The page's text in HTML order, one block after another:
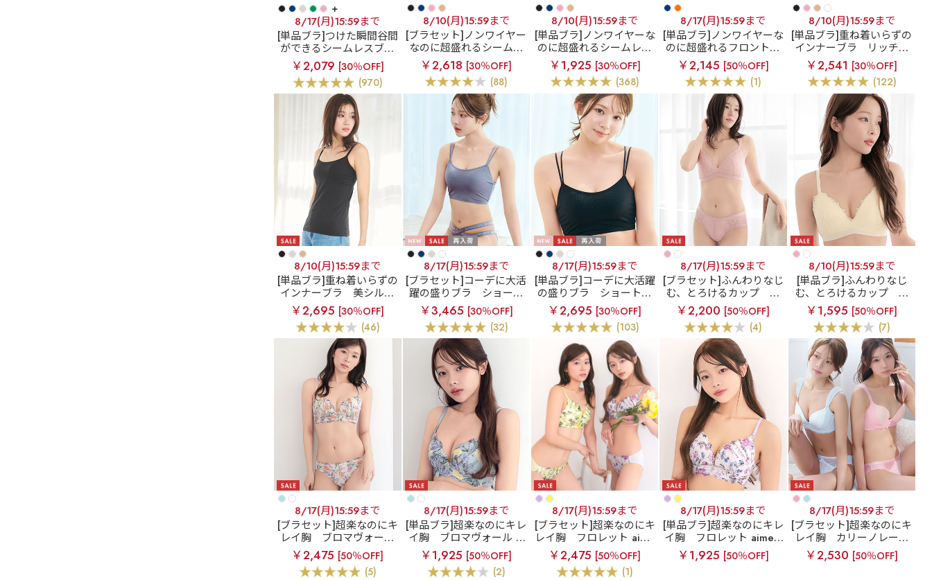
+
8/17(月)15:59まで
[単品ブラ]つけた瞬間谷間
ができるシームレスブラ
超盛ブラ(R) シームレス
単品ブラジャー
￥2,079 [30％OFF]
(970)
8/10(月)15:59まで
[ブラセット]ノンワイヤー
なのに超盛れるシームレ
スブラ
【WEB限定】ノ
ンワイヤー 超盛ブラ(R)
シームレス ブラジャー&
ショーツ
￥2,618 [30％OFF]
(88)
8/10(月)15:59まで
[単品ブラ]ノンワイヤーな
のに超盛れるシームレス
ブラ
【WEB限定】ノン
ワイヤー 超盛ブラ(R) シ
ームレス 単品ブラジャー
￥1,925 [30％OFF]
(368)
8/17(月)15:59まで
[単品ブラ]ノンワイヤーな
のに超盛れるフロントホ
ックブラ
フロントホッ
ク ブラトップ ノンワイヤ
ー 超盛ブラ(R) 単品ブラ
ジャー
￥2,145 [50％OFF]
(1)
8/10(月)15:59まで
[単品ブラ]重ね着いらずの
インナーブラ
リッチバ
スト ブラトップ (ワイヤ
ー入り)
￥2,541 [30％OFF]
(122)
8/10(月)15:59まで
[単品ブラ]重ね着いらずの
インナーブラ
美シルエ
ット ブラトップ (ソフト
ワイヤー)
￥2,695 [30％OFF]
(46)
8/17(月)15:59まで
[ブラセット]コーデに大活
躍の盛りブラ
ショート
レングス ブラトップ 超盛
ブラ(R) ブラジャー&ハー
フバックショーツ
￥3,465 [30％OFF]
(32)
8/17(月)15:59まで
[単品ブラ]コーデに大活躍
の盛りブラ
ショートレ
ングス ブラトップ 超盛ブ
ラ(R) 単品ブラジャー
￥2,695 [30％OFF]
(103)
8/17(月)15:59まで
[ブラセット]ふんわりなじ
む、とろけるカップ
プ
ティブーケ とろけるノン
ワイヤー ブラジャー&シ
ョーツ
￥2,200 [50％OFF]
(4)
8/10(月)15:59まで
[単品ブラ]ふんわりなじ
む、とろけるカップ
プ
ティブーケ とろけるノン
ワイヤー 単品ブラジャー
￥1,595 [50％OFF]
(7)
8/17(月)15:59まで
[ブラセット]超楽なのにキ
レイ胸
ブロマヴォール
aimerfeel楽ブラ(R) ブラ
ジャー&ショーツ
￥2,475 [50％OFF]
(5)
8/17(月)15:59まで
[単品ブラ]超楽なのにキレ
イ胸
ブロマヴォール ai
merfeel楽ブラ(R) 単品ブ
ラジャー
￥1,925 [50％OFF]
(2)
8/17(月)15:59まで
[ブラセット]超楽なのにキ
レイ胸
フロレット aime
rfeel楽ブラ(R) ブラジャ
ー&ショーツ
￥2,475 [50％OFF]
(1)
8/17(月)15:59まで
[単品ブラ]超楽なのにキレ
イ胸
フロレット aimerf
eel楽ブラ(R) 単品ブラジ
ャー
￥1,925 [50％OFF]
8/17(月)15:59まで
[ブラセット]超楽なのにキ
レイ胸
カリーノレース
aimerfeel楽ブラ(R) ブラ
ジャー&ショーツ
￥2,530 [50％OFF]